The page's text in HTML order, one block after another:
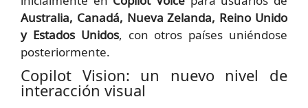
Australia, Canadá, Nueva Zelanda, Reino Unido
y Estados Unidos, con otros países uniéndose
posteriormente.
Copilot Vision: un nuevo nivel de
interacción visual